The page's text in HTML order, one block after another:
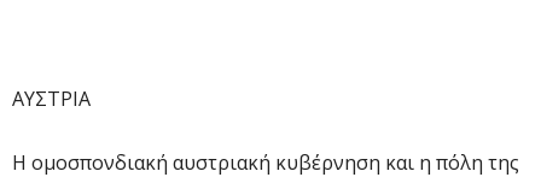
ΑΥΣΤΡΙΑ
Η ομοσπονδιακή αυστριακή κυβέρνηση και η πόλη της